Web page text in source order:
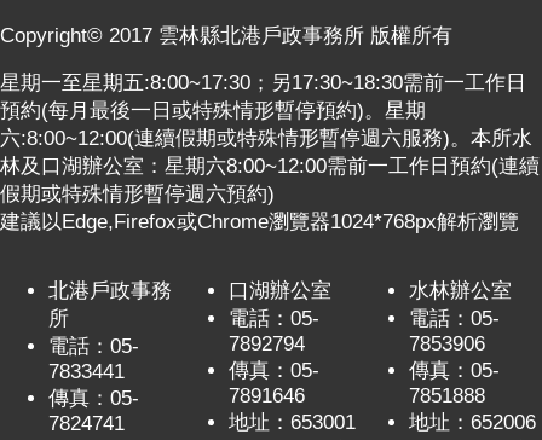
關
連
結
網
站
導
檢
查
Copyright© 2017 雲林縣北港戶政事務所 版權所有
星期一至星期五:8:00~17:30；另17:30~18:30需前一工作日
預約(每月最後一日或特殊情形暫停預約)。星期
六:8:00~12:00(連續假期或特殊情形暫停週六服務)。本所水
林及口湖辦公室：星期六8:00~12:00需前一工作日預約(連續
假期或特殊情形暫停週六預約)
建議以Edge,Firefox或Chrome瀏覽器1024*768px解析瀏覽
北港戶政事務
所
電話：05-
7833441
傳真：05-
7824741
口湖辦公室
電話：05-
7892794
傳真：05-
7891646
地址：653001
水林辦公室
電話：05-
7853906
傳真：05-
7851888
地址：652006